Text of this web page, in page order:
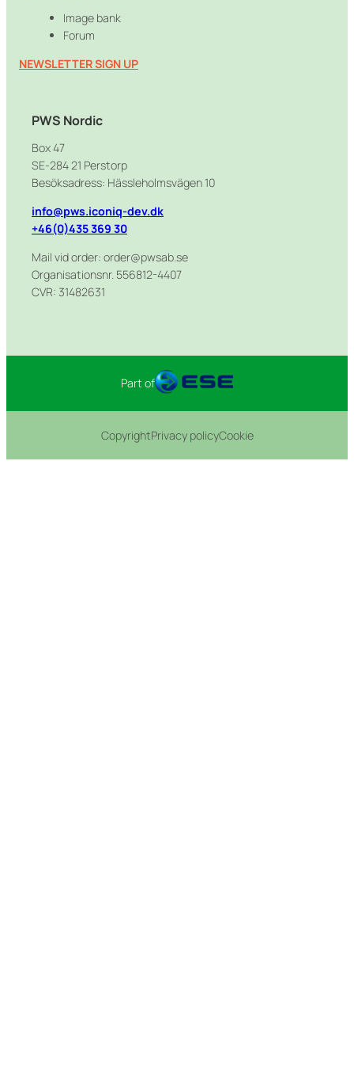
a
g
r
e
I
u
e
Image bank
Forum
NEWSLETTER SIGN UP
PWS Nordic
Box 47
SE-284 21 Perstorp
Besöksadress: Hässleholmsvägen 10
info@pws.iconiq-dev.dk
+46(0)435 369 30
Mail vid order: order@pwsab.se
Organisationsnr. 556812-4407
CVR: 31482631
Part of
CopyrightPrivacy policyCookie